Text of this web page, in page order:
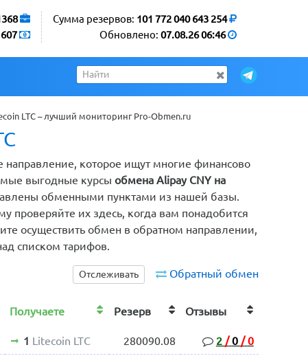
Сумма резервов: 101 772 040 643 254
Обновлено: 07.08.26 06:46
607
LTC – лучший мониторинг Pro-Obmen.ru
направление, которое ищут многие финансово
выгодные курсы обмена Alipay CNY на
обменными пунктами из нашей базы.
их здесь, когда вам понадобится
осуществить обмен в обратном направлении,
списком тарифов.
Обратный обмен
Отслеживать
Получаете Резерв Отзывы
1 Litecoin LTC 280090.08 2 / 0 / 0